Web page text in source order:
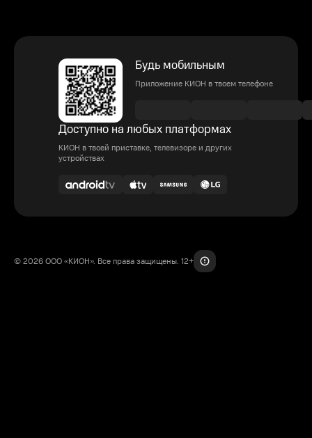
Будь мобильным
Приложение КИОН в твоем телефоне
Доступно на любых платформах
КИОН в твоей приставке, телевизоре и других
устройствах
© 2026 ООО «КИОН». Все права защищены. 12+